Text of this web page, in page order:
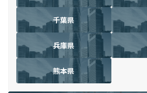
千葉県
兵庫県
熊本県